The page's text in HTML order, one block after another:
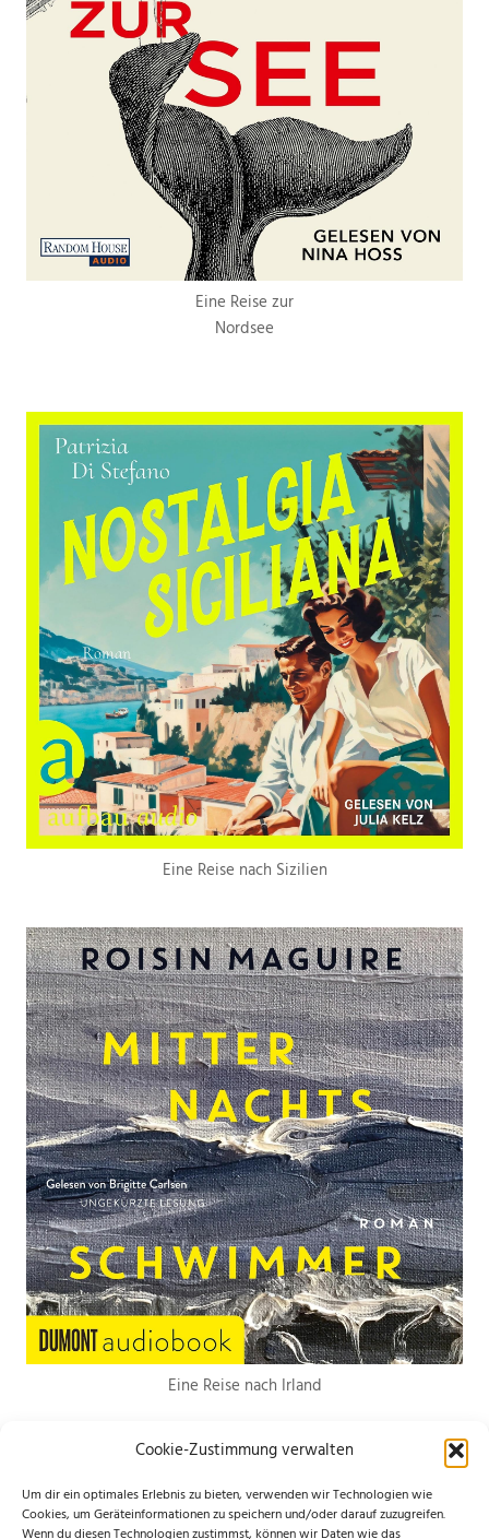
Cookie-Zustimmung verwalten
Um dir ein optimales Erlebnis zu bieten, verwenden wir Technologien wie
Cookies, um Geräteinformationen zu speichern und/oder darauf zuzugreifen.
Wenn du diesen Technologien zustimmst, können wir Daten wie das
Eine Reise zur
Nordsee
Eine Reise nach Sizilien
Eine Reise nach Irland